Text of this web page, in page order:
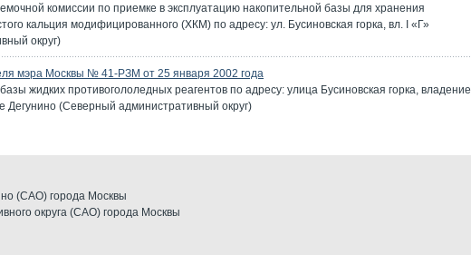
комиссии по приемке в эксплуатацию накопительной базы для хранения
кальция модифицированного (ХКМ) по адресу: ул. Бусиновская горка, вл. I «Г»
округ)
мэра Москвы № 41-РЗМ от 25 января 2002 года
жидких противогололедных реагентов по адресу: улица Бусиновская горка, владение
Дегунино (Северный административный округ)
(САО) города Москвы
округа (САО) города Москвы